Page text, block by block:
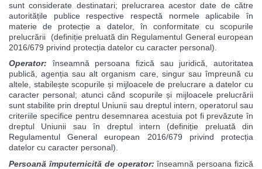
sunt considerate destinatari; prelucrarea acestor date de către
autoritățile publice respective respectă normele aplicabile în
materie de protecție a datelor, în conformitate cu scopurile
prelucrării (definiție preluată din Regulamentul General european
2016/679 privind protecția datelor cu caracter personal).
Operator: înseamnă persoana fizică sau juridică, autoritatea
publică, agenția sau alt organism care, singur sau împreună cu
altele, stabilește scopurile și mijloacele de prelucrare a datelor cu
caracter personal; atunci când scopurile și mijloacele prelucrării
sunt stabilite prin dreptul Uniunii sau dreptul intern, operatorul sau
criteriile specifice pentru desemnarea acestuia pot fi prevăzute în
dreptul Uniunii sau în dreptul intern (definiție preluată din
Regulamentul General european 2016/679 privind protecția
datelor cu caracter personal).
Persoană împuternicită de operator:înseamnă persoana fizică